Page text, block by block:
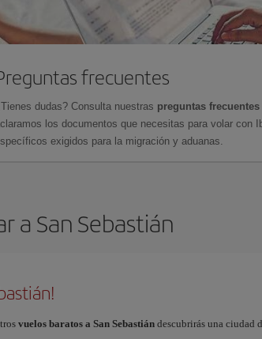
frecuentes
dudas? Consulta nuestras preguntas
los documentos que necesitas para volar con
exigidos para la migración y aduanas.
a San Sebastián
vuelos baratos a San Sebastiándescubrirás una ciudad